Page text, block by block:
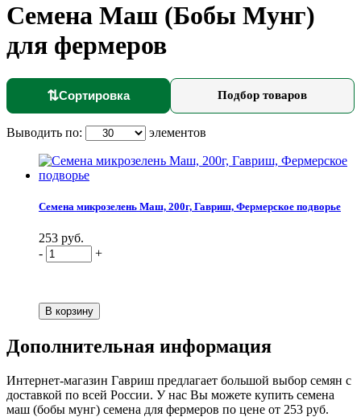
Семена Маш (Бобы Мунг)
для фермеров
⇅Сортировка Подбор товаров
Выводить по: элементов
Семена микрозелень Маш, 200г, Гавриш, Фермерское подворье
253 руб.
-
+
Дополнительная информация
Интернет-магазин Гавриш предлагает большой выбор семян с
доставкой по всей России. У нас Вы можете купить семена
маш (бобы мунг) семена для фермеров по цене от 253 руб.